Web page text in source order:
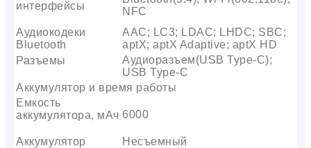
интерфейсы
NFC
Аудиокодеки
Bluetooth
AAC; LC3; LDAC; LHDC; SBC;
aptX; aptX Adaptive; aptX HD
Разъемы
Аудиоразъем(USB Type-C);
USB Type-C
Аккумулятор и время работы
Емкость
аккумулятора, мАч 6000
Аккумулятор
Несъемный